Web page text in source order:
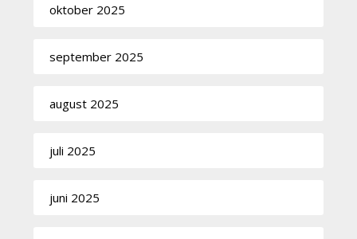
oktober 2025
september 2025
august 2025
juli 2025
juni 2025